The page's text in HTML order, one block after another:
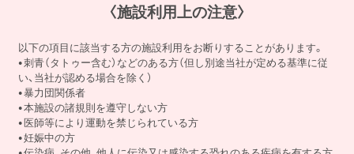
〈施設利用上の注意〉
以下の項目に該当する方の施設利用をお断りすることがあります。
刺青（タトゥー含む）などのある方（但し別途当社が定める基準に従
い、当社が認める場合を除く）
暴力団関係者
本施設の諸規則を遵守しない方
医師等により運動を禁じられている方
妊娠中の方